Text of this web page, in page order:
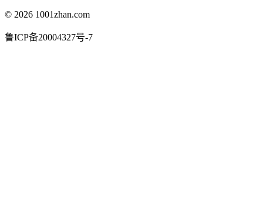
© 2026 1001zhan.com
鲁ICP备20004327号-7